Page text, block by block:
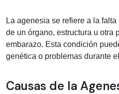
La agenesia se refiere a la
de un órgano, estructura u otra
embarazo. Esta condición
genética o problemas durante
Causas de la